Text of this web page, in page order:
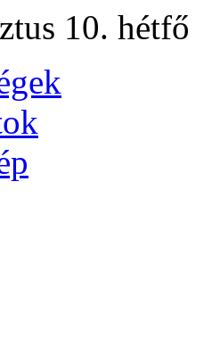
10. hétfő